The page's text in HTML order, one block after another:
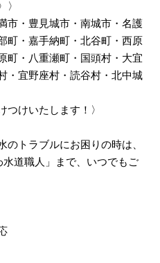
〉
市・豊見城市・南城市・名護
町・嘉手納町・北谷町・西原
町・八重瀬町・国頭村・大宜
・宜野座村・読谷村・北中城
つけいたします！〉
のトラブルにお困りの時は、
道職人」まで、いつでもご